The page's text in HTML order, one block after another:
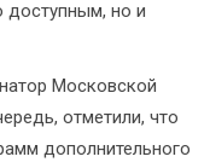
доступным, но и
Московской
отметили, что
дополнительного